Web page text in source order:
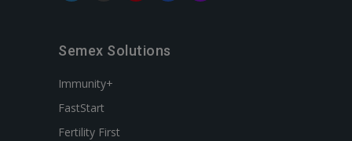
Semex Solutions
Immunity+
FastStart
Fertility First